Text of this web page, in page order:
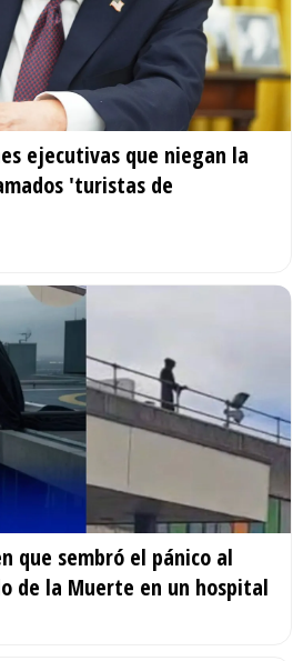
ejecutivas que niegan la
'turistas de
que sembró el pánico al
de la Muerte en un hospital